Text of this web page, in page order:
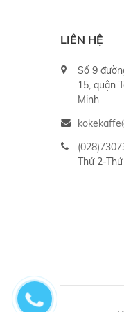
LIÊN HỆ
Số 9
15, quận
Minh
Thứ 2-